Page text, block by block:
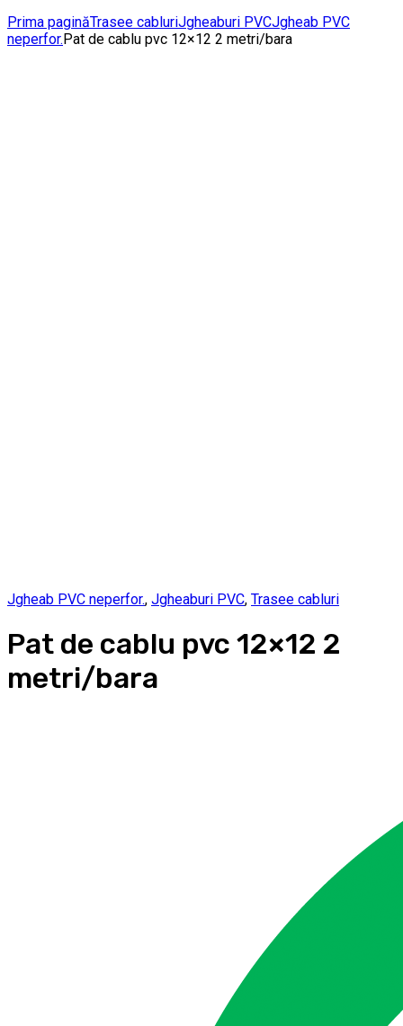
Prima paginăTrasee cabluriJgheaburi PVCJgheab PVC
neperfor.Pat de cablu pvc 12×12 2 metri/bara
Jgheab PVC neperfor., Jgheaburi PVC, Trasee cabluri
Pat de cablu pvc 12×12 2
metri/bara